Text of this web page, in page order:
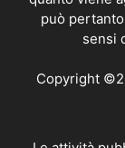
può
sensi
Copyright